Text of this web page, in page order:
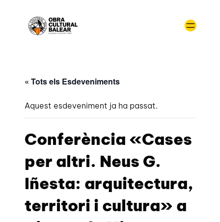
« Tots els Esdeveniments
Aquest esdeveniment ja ha passat.
Conferència «Cases
per altri. Neus G.
Iñesta: arquitectura,
territori i cultura» a